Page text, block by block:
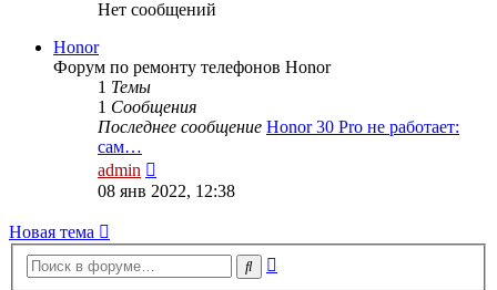
Нет сообщений
Honor
Форум по ремонту телефонов Honor
1 Темы
1 Сообщения
Последнее сообщение Honor 30 Pro не работает:
сам…
admin
к
последнему
08 янв 2022, 12:38
Новая
тема
Новая тема
Поиск